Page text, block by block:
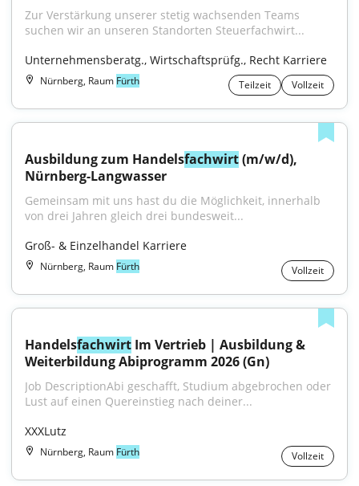
Zur Verstärkung unserer stetig wachsenden Teams
suchen wir an unseren Standorten Steuerfachwirt...
Unternehmensberatg., Wirtschaftsprüfg., Recht Karriere
Nürnberg, Raum Fürth Teilzeit Vollzeit
Ausbildung zum Handelsfachwirt (m/w/d),
Nürnberg-Langwasser
Gemeinsam mit uns hast du die Möglichkeit, innerhalb
von drei Jahren gleich drei bundesweit...
Groß- & Einzelhandel Karriere
Nürnberg, Raum Fürth Vollzeit
Handelsfachwirt Im Vertrieb | Ausbildung &
Weiterbildung Abiprogramm 2026 (Gn)
Job DescriptionAbi geschafft, Studium abgebrochen oder
Lust auf einen Quereinstieg nach deiner...
XXXLutz
Nürnberg, Raum Fürth Vollzeit